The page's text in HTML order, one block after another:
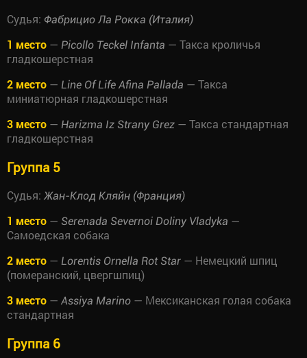
Судья: Фабрицио Ла Рокка (Италия)
1 место — Picollo Teckel Infanta — Такса кроличья
гладкошерстная
2 место — Line Of Life Afina Pallada — Такса
миниатюрная гладкошерстная
3 место — Harizma Iz Strany Grez — Такса стандартная
гладкошерстная
Группа 5
Судья: Жан-Клод Кляйн (Франция)
1 место — Serenada Severnoi Doliny Vladyka —
Самоедская собака
2 место — Lorentis Ornella Rot Star — Немецкий шпиц
(померанский, цвергшпиц)
3 место — Assiya Marino — Мексиканская голая собака
стандартная
Группа 6